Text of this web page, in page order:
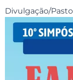
Divulgação/